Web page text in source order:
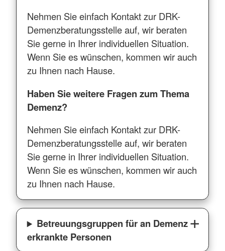
Nehmen Sie einfach Kontakt zur DRK-
Demenzberatungsstelle auf, wir beraten
Sie gerne in Ihrer individuellen Situation.
Wenn Sie es wünschen, kommen wir auch
zu Ihnen nach Hause.
Haben Sie weitere Fragen zum Thema
Demenz?
Nehmen Sie einfach Kontakt zur DRK-
Demenzberatungsstelle auf, wir beraten
Sie gerne in Ihrer individuellen Situation.
Wenn Sie es wünschen, kommen wir auch
zu Ihnen nach Hause.
Betreuungsgruppen für an Demenz
erkrankte Personen